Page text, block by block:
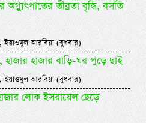
তীব্রতা বৃদ্ধি, বসতি
আরবিয়া (বুধবার)
হাজার হাজার বাড়ি-ঘর পুড়ে ছাই
আরবিয়া (বুধবার)
লোক ইসরায়েল ছেড়ে